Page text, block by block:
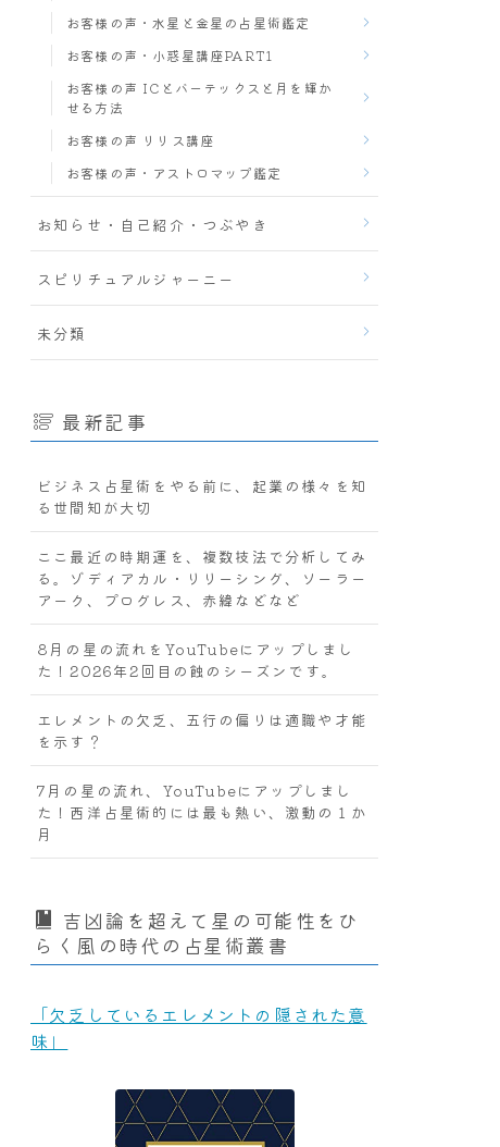
お客様の声・水星と金星の占星術鑑定
お客様の声・小惑星講座PART1
お客様の声 ICとバーテックスと月を輝か
せる方法
お客様の声 リリス講座
お客様の声・アストロマップ鑑定
お知らせ・自己紹介・つぶやき
スピリチュアルジャーニー
未分類
最新記事
ビジネス占星術をやる前に、起業の様々を知
る世間知が大切
ここ最近の時期運を、複数技法で分析してみ
る。ゾディアカル・リリーシング、ソーラー
アーク、プログレス、赤緯などなど
8月の星の流れをYouTubeにアップしまし
た！2026年2回目の蝕のシーズンです。
エレメントの欠乏、五行の偏りは適職や才能
を示す？
7月の星の流れ、YouTubeにアップしまし
た！西洋占星術的には最も熱い、激動の１か
月
吉凶論を超えて星の可能性をひ
らく風の時代の占星術叢書
「欠乏しているエレメントの隠された意
味」